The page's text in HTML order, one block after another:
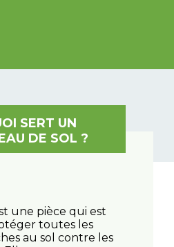
SERT UN
DE SOL ?
une pièce qui est
toutes les
au sol contre les